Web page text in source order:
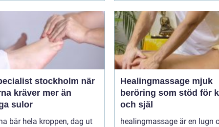
stockholm när
kräver mer än
sulor
bär hela kroppen, dag ut
Healingmassage mjuk
beröring som stöd för
och själ
healingmassage är en lugn